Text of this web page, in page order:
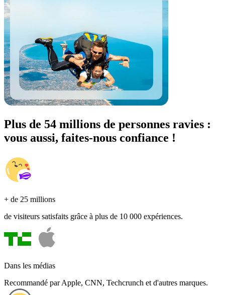
Plus de 54 millions de personnes ravies :
vous aussi, faites-nous confiance !
+ de 25 millions
de visiteurs satisfaits grâce à plus de 10 000 expériences.
Dans les médias
Recommandé par Apple, CNN, Techcrunch et d'autres marques.